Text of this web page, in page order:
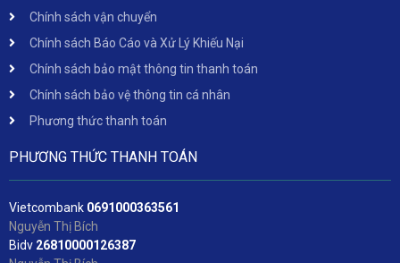
Chính sách vận chuyển
Chính sách Báo Cáo và Xử Lý Khiếu Nại
Chính sách bảo mật thông tin thanh toán
Chính sách bảo vệ thông tin cá nhân
Phương thức thanh toán
PHƯƠNG THỨC THANH TOÁN
Vietcombank 0691000363561
Nguyễn Thị Bích
Bidv 26810000126387